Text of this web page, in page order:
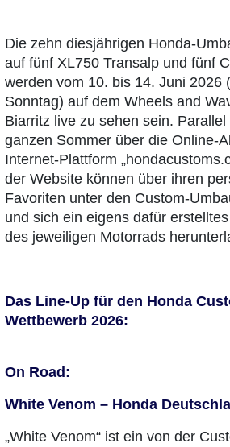
Die zehn diesjährigen Honda-
auf fünf XL750 Transalp und fünf
werden vom 10. bis 14. Juni 2026
Sonntag) auf dem Wheels and
Biarritz live zu sehen sein.
ganzen Sommer über die Online-
Internet-Plattform
der Website können über ihren
Favoriten unter den Custom-
und sich ein eigens dafür
des jeweiligen Motorrads
Das Line-Up für den Honda
Wettbewerb 2026:
On Road:
White Venom – Honda
„White Venom“ ist ein von der